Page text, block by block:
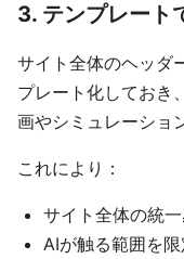
3. テンプレート
サイト全体のヘッダ
プレート化しておき
画やシミュレーショ
これにより：
サイト全体の統
AIが触る範囲を